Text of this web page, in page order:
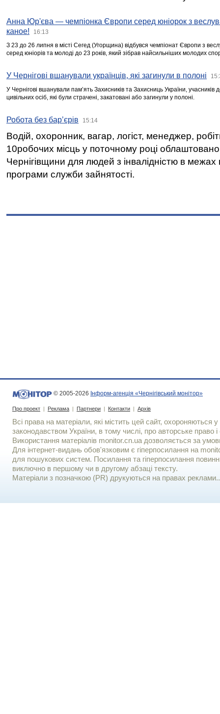
Анна Юр'єва — чемпіонка Європи серед юніорок з
каное!
16:13
З 23 до 26 липня в місті Сегед (Угорщина) відбувся чемпіонат Європи з
серед юніорів та молоді до 23 років, який зібрав найсильніших молодих
У Чернігові вшанували українців, які загинули в полоні
У Чернігові вшанували пам’ять Захисників та Захисниць України,
цивільних осіб, які були страчені, закатовані або загинули у полоні.
Робота без бар’єрів 15:14
Водій, охоронник, вагар, логіст, менеджер,
10робочих місць у поточному році
Чернігівщини для людей з інвалідністю в межах
програми служби зайнятості.
© 2005-2026 Інформ-агенція «Чернігівський монітор»
Про проект | Реклама | Партнери | Контакти | Архів
Всі права на матеріали, які містить цей сайт, охороняються у
законодавством України, в тому числі, про авторське право і
Використання матерiалiв monitor.cn.ua дозволяється за
Для iнтернет-видань обов'язковим є гiперпосилання на
для пошукових систем. Посилання та гіперпосилання
виключно в першому чи в другому абзаці тексту.
Матеріали з позначкою (PR) друкуються на правах реклами..